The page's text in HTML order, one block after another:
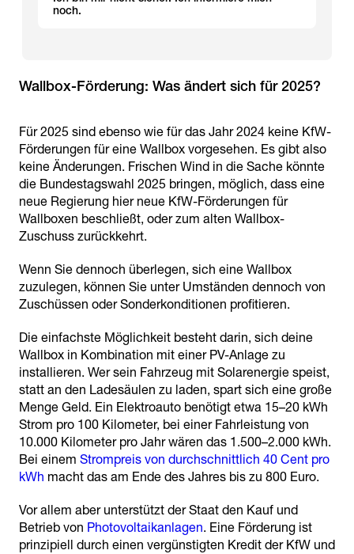
noch.
Wallbox-Förderung: Was ändert sich für 2025?
Für 2025 sind ebenso wie für das Jahr 2024 keine KfW-
Förderungen für eine Wallbox vorgesehen. Es gibt also
keine Änderungen. Frischen Wind in die Sache könnte
die Bundestagswahl 2025 bringen, möglich, dass eine
neue Regierung hier neue KfW-Förderungen für
Wallboxen beschließt, oder zum alten Wallbox-
Zuschuss zurückkehrt.
Wenn Sie dennoch überlegen, sich eine Wallbox
zuzulegen, können Sie unter Umständen dennoch von
Zuschüssen oder Sonderkonditionen profitieren.
Die einfachste Möglichkeit besteht darin, sich deine
Wallbox in Kombination mit einer PV-Anlage zu
installieren. Wer sein Fahrzeug mit Solarenergie speist,
statt an den Ladesäulen zu laden, spart sich eine große
Menge Geld. Ein Elektroauto benötigt etwa 15–20 kWh
Strom pro 100 Kilometer, bei einer Fahrleistung von
10.000 Kilometer pro Jahr wären das 1.500–2.000 kWh.
Bei einem Strompreis von durchschnittlich 40 Cent pro
kWh macht das am Ende des Jahres bis zu 800 Euro.
Vor allem aber unterstützt der Staat den Kauf und
Betrieb von Photovoltaikanlagen. Eine Förderung ist
prinzipiell durch einen vergünstigten Kredit der KfW und